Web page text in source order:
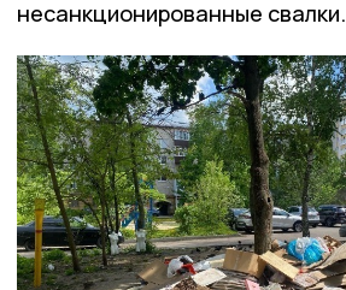
несанкционированные свалки.